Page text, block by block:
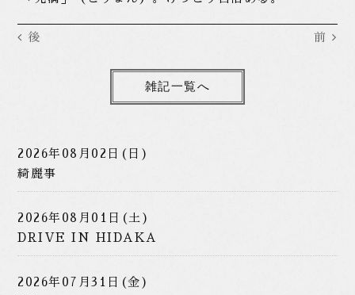
後 前
雑記一覧へ
2026年08月02日(日)
綺麗事
2026年08月01日(土)
DRIVE IN HIDAKA
2026年07月31日(金)